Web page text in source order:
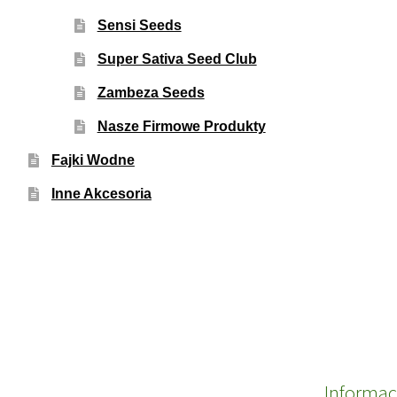
Sensi Seeds
Super Sativa Seed Club
Zambeza Seeds
Nasze Firmowe Produkty
Fajki Wodne
Inne Akcesoria